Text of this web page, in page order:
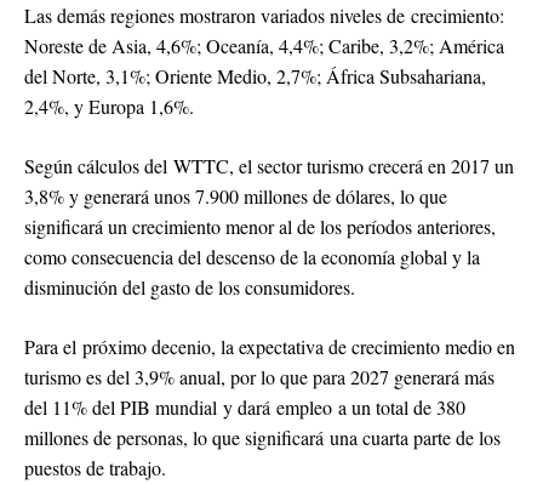
Las demás regiones mostraron variados niveles de crecimiento:
Noreste de Asia, 4,6%; Oceanía, 4,4%; Caribe, 3,2%; América
del Norte, 3,1%; Oriente Medio, 2,7%; África Subsahariana,
2,4%, y Europa 1,6%.
Según cálculos del WTTC, el sector turismo crecerá en 2017 un
3,8% y generará unos 7.900 millones de dólares, lo que
significará un crecimiento menor al de los períodos anteriores,
como consecuencia del descenso de la economía global y la
disminución del gasto de los consumidores.
Para el próximo decenio, la expectativa de crecimiento medio en
turismo es del 3,9% anual, por lo que para 2027 generará más
del 11% del PIB mundial y dará empleo a un total de 380
millones de personas, lo que significará una cuarta parte de los
puestos de trabajo.